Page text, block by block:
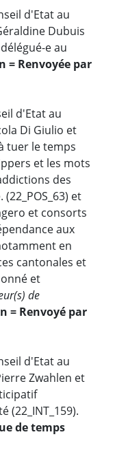
d'Etat au
Dubuis
e au
= Renvoyée par
d'Etat au
Di Giulio et
tuer le temps
et les mots
des
et
et consorts
aux
en
cantonales et
et
de
= Renvoyé par
d'Etat au
Zwahlen et
(22_INT_159).
de temps